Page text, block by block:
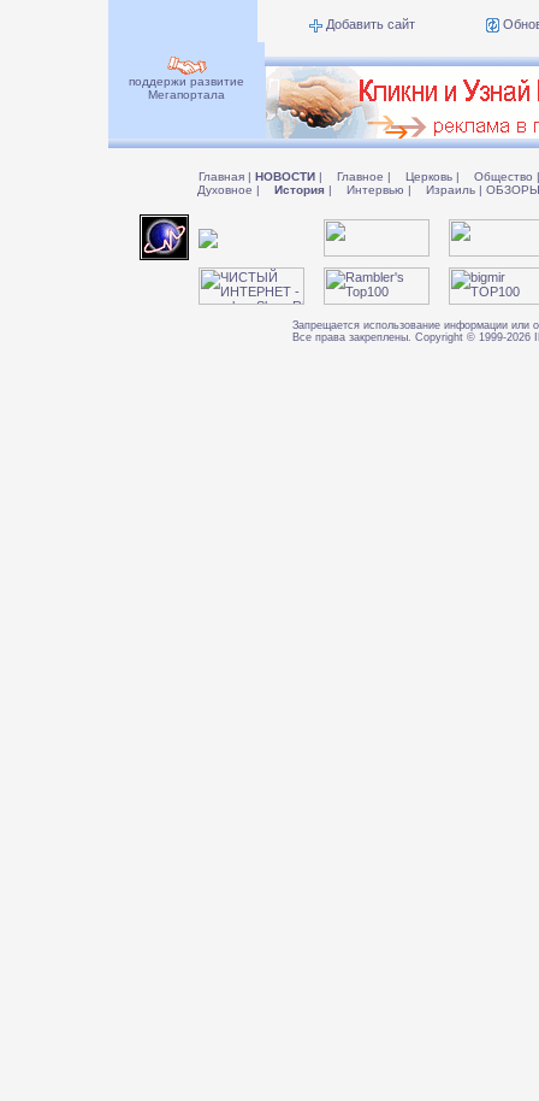
Добавить сайт
поддержи развитие
Мегапортала
Главная | НОВОСТИ | Главное | Церковь | Общество |
Духовное | История | Интервью | Израиль |
Запрещается использование информации или
Все права закреплены. Copyright © 1999-